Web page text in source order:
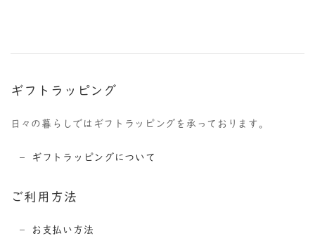
ギフトラッピング
日々の暮らしではギフトラッピングを承っております。
ギフトラッピングについて
ご利用方法
お支払い方法